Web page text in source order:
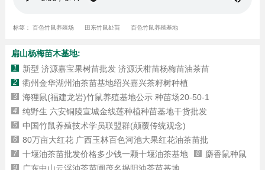
标签： 百色竹鼠养殖场 田东竹鼠处苗 百色竹鼠养殖基地
扁山杨梅苗木基地:
1 新型 济源嘉宝果树苗批发 济源沃柑苗杨梅苗油茶苗
2 衢州金华湖州油茶苗基地绍兴嘉兴茶籽树种植
3 海狸鼠(福建龙岩)竹鼠养殖基地公示 种苗场20-50-1
4 纯野生 六安铜陵宣城金线莲种植种苗基地干货批发
5 中国竹鼠养殖技术学员联盟群(颠覆传统观念)
6 80万亩大红花 广西玉林百色河池大果红花油茶苗批
7 十堰油茶苗批发价格多少钱一颗十堰油茶基地 8 麝香鼠种鼠
9 广东中山云浮油茶苗圃茂名揭阳油茶苗基地